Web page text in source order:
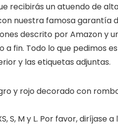
recibirás un atuendo de
nuestra famosa garantía
descrito por Amazon y
fin. Todo lo que pedimos
y las etiquetas adjuntas.
y rojo decorado con
S, M y L. Por favor, diríjase